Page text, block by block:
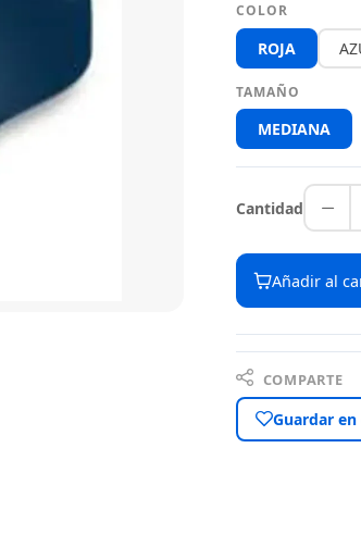
COLOR
ROJA
TAMAÑO
MEDIANA
Cantidad
Añadir al
COMPARTE
Guardar en